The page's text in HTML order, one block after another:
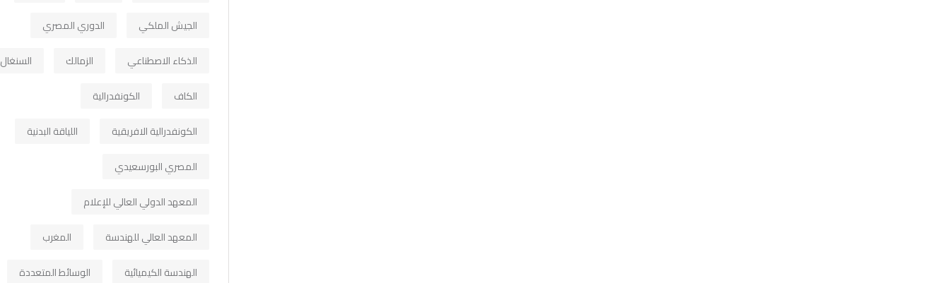
الجيش الملكي
الدوري المصري
الذكاء الاصطناعي
الزمالك
السنغال
الكاف
الكونفدرالية
الكونفدرالية الافريقية
اللياقة البدنية
المصري البورسعيدي
المعهد الدولي العالي للإعلام
المعهد العالي للهندسة
المغرب
الهندسة الكيميائية
الوسائط المتعددة